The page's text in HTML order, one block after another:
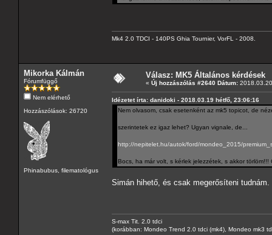
Mk4 2.0 TDCI - 140PS Ghia Tournier, VorFL - 2008.
Mikorka Kálmán
Fórumfüggő
Nem elérhető
Hozzászólások: 26720
Phinabubus, filematológus
Válasz: MK5 Általános kérdések
« Új hozzászólás #2640 Dátum:
Idézetet írta: danidoki - 2018.03.19 hétfő, 23:06:16
Nem olvasom, csak esetenként az mk5 topicot, de
szerintetek ez igaz lehet? Ugyan vignale, de...
http://nepitelet.hu/autok/ford/mondeo_2015/
Bocs, ha már volt, s kérlek jelezzétek, s akkor
Simán hihető, és csak megerősíteni tudnám.
S-max Tit. 2.0 tdci
(korábban: Mondeo Trend 2.0 tdci (mk4), Mondeo mk3